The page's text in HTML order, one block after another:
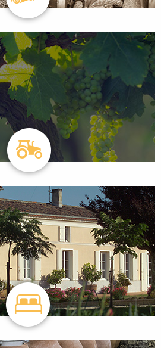
ENVIRONNEMENT
& RECETTES